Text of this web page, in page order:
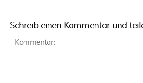
Schreib einen Kommentar und